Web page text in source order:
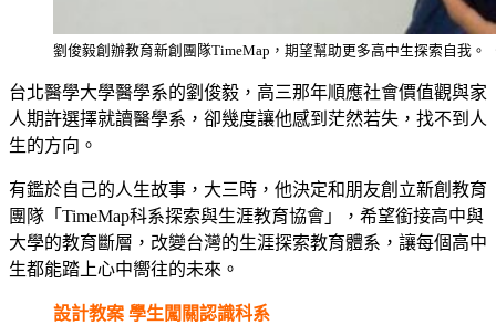
劉俊毅創辦教育新創團隊TimeMap，期望幫助更多高中生探索自我。
台北醫學大學醫學系的劉俊毅，高三那年順應社會價值觀與家
人期許選擇就讀醫學系，卻幾度讓他感到茫然若失，找不到人
生的方向。
有鑑於自己的人生故事，大三時，他決定和朋友創立新創教育
團隊「TimeMap科系探索與生涯教育協會」，希望銜接高中與
大學的教育斷層，改變台灣的生涯探索教育體系，讓每個高中
生都能踏上心中嚮往的未來。
設計教案 學生闖關認識科系